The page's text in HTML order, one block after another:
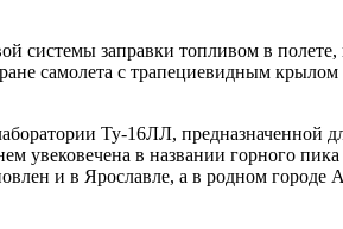
заправки топливом в
самолета с трапециевидным
Ту-16ЛЛ, предназначенной
в названии горного
и в Ярославле, а в родном городе